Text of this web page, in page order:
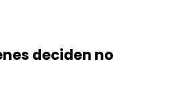
deciden no